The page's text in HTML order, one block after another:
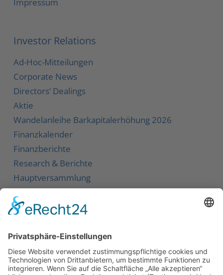
Investor Relations
Ad-Hoc-Mitteilungen
Corporate News
Directors‘ Dealings
Aktie
Wandelanleihe Barkapitalerhöhung 2026
Finanzkalender
Finanzberichte
Research & Berichte
Hauptversammlung
Kontakt
Newsletter
Karriere